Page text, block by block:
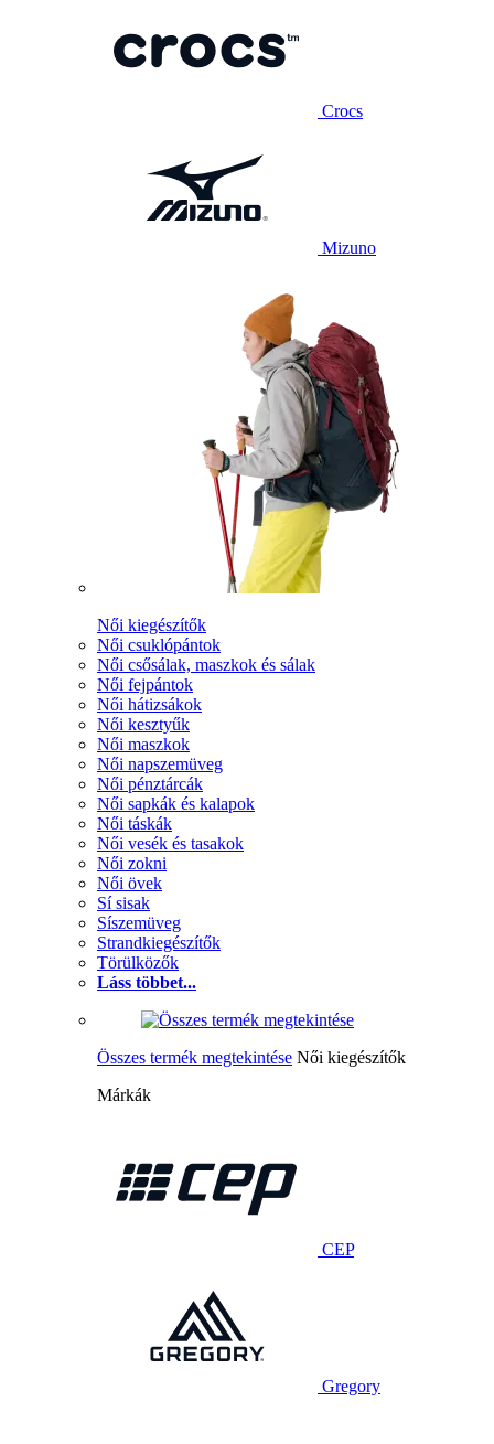
Crocs
Mizuno
Női kiegészítők
Női csuklópántok
Női csősálak, maszkok és sálak
Női fejpántok
Női hátizsákok
Női kesztyűk
Női maszkok
Női napszemüveg
Női pénztárcák
Női sapkák és kalapok
Női táskák
Női vesék és tasakok
Női zokni
Női övek
Sí sisak
Síszemüveg
Strandkiegészítők
Törülközők
Láss többet...
Összes termék megtekintése Női kiegészítők
Márkák
CEP
Gregory